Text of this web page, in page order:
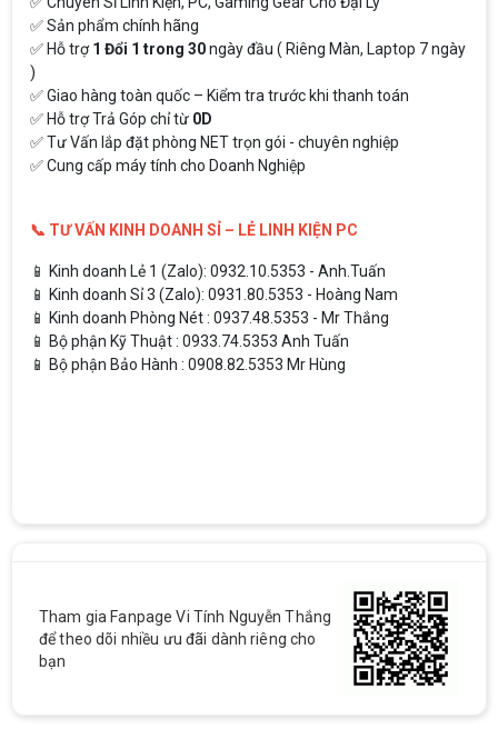
✅ Sản phẩm chính hãng
✅ Hỗ trợ1 Đổi 1 trong 30ngày đầu ( Riêng Màn, Laptop 7 ngày
)
✅ Giao hàng toàn quốc – Kiểm tra trước khi thanh toán
✅ Hỗ trợ Trả Góp chỉ từ 0D
✅ Tư Vấn lắp đặt phòng NET trọn gói - chuyên nghiệp
✅ Cung cấp máy tính cho Doanh Nghiệp
📞 TƯ VẤN KINH DOANH SỈ – LẺ LINH KIỆN PC
📱 Kinh doanh Lẻ 1 (Zalo): 0932.10.5353 - Anh.Tuấn
📱 Kinh doanh Sỉ 3 (Zalo): 0931.80.5353 - Hoàng Nam
📱 Kinh doanh Phòng Nét : 0937.48.5353 - Mr Thắng
📱 Bộ phận Kỹ Thuật : 0933.74.5353 Anh Tuấn
📱 Bộ phận Bảo Hành : 0908.82.5353 Mr Hùng
Tham gia Fanpage Vi Tính Nguyễn Thắng
để theo dõi nhiều ưu đãi dành riêng cho
bạn